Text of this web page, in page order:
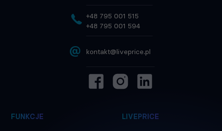
FUNKCJE LIVEPRICE
+48 795 001 515
+48 795 001 594
@ kontakt@liveprice.pl